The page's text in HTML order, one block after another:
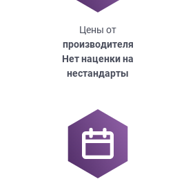
Цены от
производителя
Нет наценки на
нестандарты